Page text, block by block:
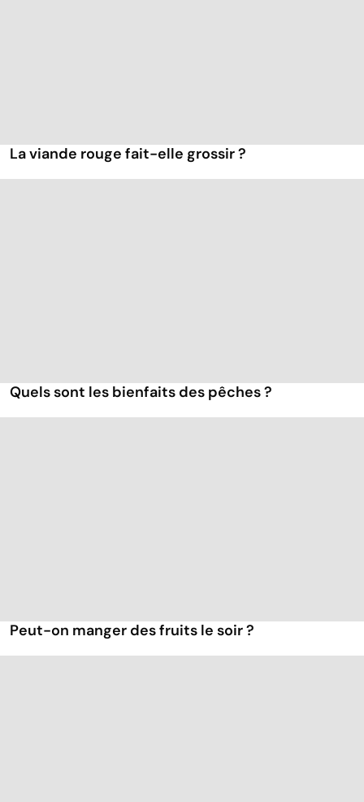
La viande rouge fait-elle grossir ?
Quels sont les bienfaits des pêches ?
Peut-on manger des fruits le soir ?